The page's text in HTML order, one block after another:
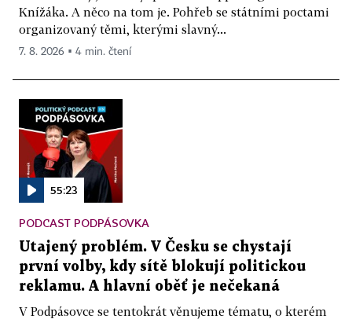
Knížáka. A něco na tom je. Pohřeb se státními poctami
organizovaný těmi, kterými slavný...
7. 8. 2026 ▪ 4 min. čtení
55:23
PODCAST PODPÁSOVKA
Utajený problém. V Česku se chystají
první volby, kdy sítě blokují politickou
reklamu. A hlavní oběť je nečekaná
V Podpásovce se tentokrát věnujeme tématu, o kterém